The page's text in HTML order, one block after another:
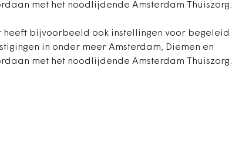
met het noodlijdende Amsterdam Thuiszorg.
bijvoorbeeld ook instellingen voor begeleid
in onder meer Amsterdam, Diemen en
met het noodlijdende Amsterdam Thuiszorg.